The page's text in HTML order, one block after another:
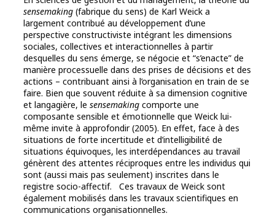
sensemaking (fabrique du sens) de Karl Weick a
largement contribué au développement d’une
perspective constructiviste intégrant les dimensions
sociales, collectives et interactionnelles à partir
desquelles du sens émerge, se négocie et “s’enacte” de
manière processuelle dans des prises de décisions et des
actions – contribuant ainsi à l’organisation en train de se
faire. Bien que souvent réduite à sa dimension cognitive
et langagière, le sensemaking comporte une
composante sensible et émotionnelle que Weick lui-
même invite à approfondir (2005). En effet, face à des
situations de forte incertitude et d’intelligibilité de
situations équivoques, les interdépendances au travail
génèrent des attentes réciproques entre les individus qui
sont (aussi mais pas seulement) inscrites dans le
registre socio-affectif. Ces travaux de Weick sont
également mobilisés dans les travaux scientifiques en
communications organisationnelles.